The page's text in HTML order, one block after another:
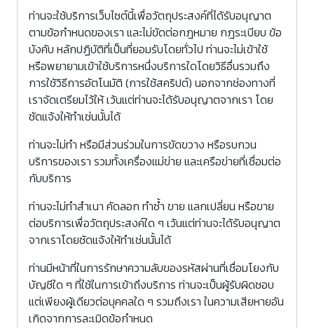
ท่านจะใช้บริการเว็บไซต์นี้เพื่อวัตถุประสงค์ที่ได้รับอนุญาต
ตามข้อกำหนดของเรา และไม่ขัดต่อกฎหมาย กฎระเบียบ ข้อ
บังคับ หลักปฏิบัติที่เป็นที่ยอมรับโดยทั่วไป ท่านจะไม่เข้าใช้
หรือพยายามเข้าใช้บริการหนึ่งบริการใดโดยวิธีอื่นรวมถึง
การใช้วิธีการอัตโนมัติ (การใช้สคริปต์) นอกจากช่องทางที่
เราจัดเตรียมไว้ให้ เว้นแต่ท่านจะได้รับอนุญาตจากเรา โดย
ชัดแจ้งให้ทำเช่นนั้นได้
ท่านจะไม่ทำ หรือมีส่วนร่วมในการขัดขวาง หรือรบกวน
บริการของเรา รวมทั้งเครื่องแม่ข่าย และเครือข่ายที่เชื่อมต่อ
กับบริการ
ท่านจะไม่ทำสำเนา คัดลอก ทำซ้ำ ขาย แลกเปลี่ยน หรือขาย
ต่อบริการเพื่อวัตถุประสงค์ใด ๆ เว้นแต่ท่านจะได้รับอนุญาต
จากเราโดยชัดแจ้งให้ทำเช่นนั้นได้
ท่านมีหน้าที่ในการรักษาความลับของรหัสผ่านที่เชื่อมโยงกับ
บัญชีใด ๆ ที่ใช้ในการเข้าถึงบริการ ท่านจะเป็นผู้รับผิดชอบ
แต่เพียงผู้เดียวต่อบุคคลใด ๆ รวมถึงเรา ในความเสียหายอัน
เกิดจากการละเมิดข้อกำหนด